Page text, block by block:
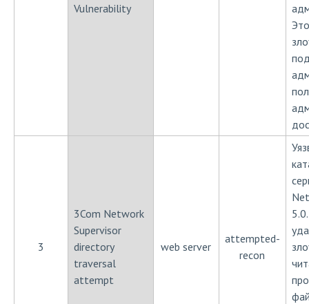
Vulnerability
3
3Com Network
Supervisor
directory
traversal
attempt
web server
attempted-
recon